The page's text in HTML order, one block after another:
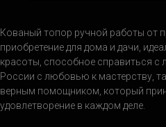
Кованый топор ручной работы от
приобретение для дома и дачи,
красоты, способное справиться
России с любовью к мастерству,
верным помощником, который
удовлетворение в каждом деле.